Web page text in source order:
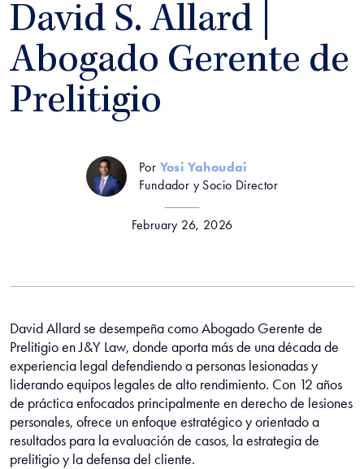
David S. Allard |
Abogado Gerente de
Prelitigio
Por Yosi Yahoudai
Fundador y Socio Director
February 26, 2026
David Allard se desempeña como Abogado Gerente de
Prelitigio en J&Y Law, donde aporta más de una década de
experiencia legal defendiendo a personas lesionadas y
liderando equipos legales de alto rendimiento. Con 12 años
de práctica enfocados principalmente en derecho de lesiones
personales, ofrece un enfoque estratégico y orientado a
resultados para la evaluación de casos, la estrategia de
prelitigio y la defensa del cliente.